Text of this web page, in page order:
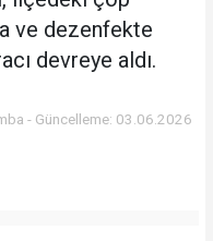
ve dezenfekte
devreye aldı.
- Güncelleme: 03.06.2026